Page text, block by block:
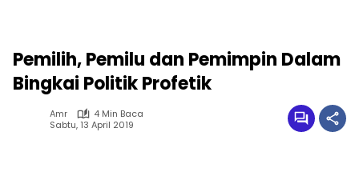
Pemilih, Pemilu dan Pemimpin Dalam
Bingkai Politik Profetik
Amr
4 Min Baca
Sabtu, 13 April 2019